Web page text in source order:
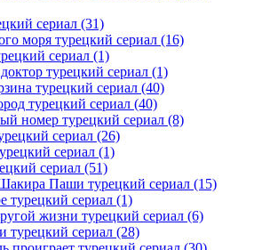
сериал (31)
моря турецкий сериал (16)
сериал (1)
турецкий сериал (1)
турецкий сериал (40)
турецкий сериал (40)
номер турецкий сериал (8)
сериал (26)
сериал (1)
сериал (51)
Паши турецкий сериал (15)
турецкий сериал (1)
жизни турецкий сериал (6)
турецкий сериал (28)